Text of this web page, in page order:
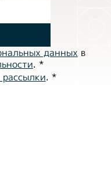
данных в
. *
. *